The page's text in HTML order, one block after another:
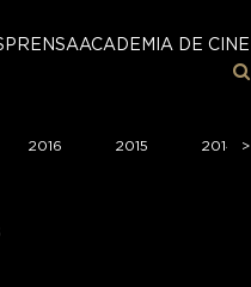
PRENSAACADEMIA DE CINE
2016 2015 2014 >
>